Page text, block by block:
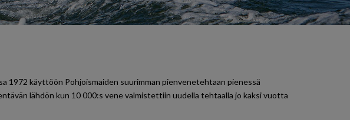
1972 käyttöön Pohjoismaiden suurimman pienvenetehtaan pienessä
lähdön kun 10 000:s vene valmistettiin uudella tehtaalla jo kaksi vuotta